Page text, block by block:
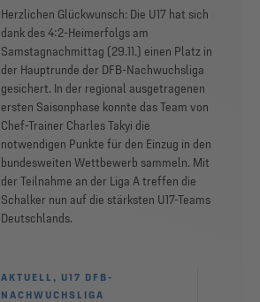
Herzlichen Glückwunsch: Die U17 hat sich
dank des 4:2-Heimerfolgs am
Samstagnachmittag (29.11.) einen Platz in
der Hauptrunde der DFB-Nachwuchsliga
gesichert. In der regional ausgetragenen
ersten Saisonphase konnte das Team von
Chef-Trainer Charles Takyi die
notwendigen Punkte für den Einzug in den
bundesweiten Wettbewerb sammeln. Mit
der Teilnahme an der Liga A treffen die
Schalker nun auf die stärksten U17-Teams
Deutschlands.
AKTUELL, U17 DFB-
NACHWUCHSLIGA